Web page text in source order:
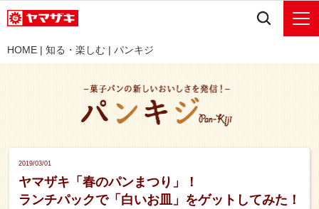
HOME | 知る・楽しむ | パンキジ
2019/03/01
ヤマザキ「春のパンまつり」！
ランチパックで「白いお皿」をゲットしてみた！